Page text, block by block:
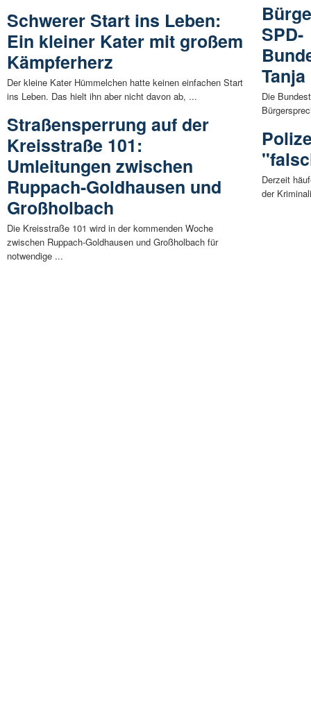
Schwerer Start ins Leben:
Ein kleiner Kater mit großem
Kämpferherz
Der kleine Kater Hümmelchen hatte keinen einfachen Start
ins Leben. Das hielt ihn aber nicht davon ab, ...
Straßensperrung auf der
Kreisstraße 101:
Umleitungen zwischen
Ruppach-Goldhausen und
Großholbach
Die Kreisstraße 101 wird in der kommenden Woche
zwischen Ruppach-Goldhausen und Großholbach für
notwendige ...
SPD-
Die
Derzeit
der